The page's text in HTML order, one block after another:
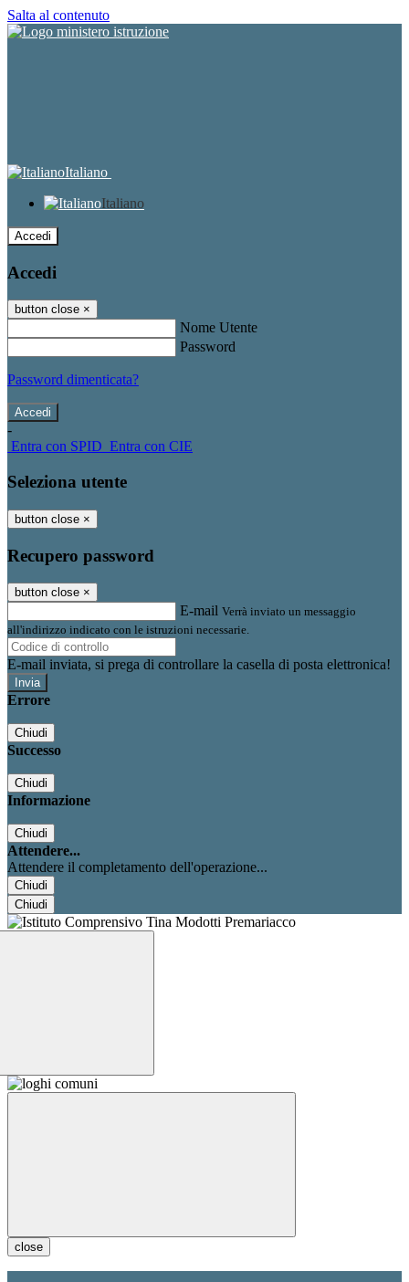
Salta al contenuto
Italiano
Italiano
Accedi
Accedi
button close ×
Nome Utente
Password
Password dimenticata?
-
Entra con SPID Entra con CIE
Seleziona utente
button close ×
Recupero password
button close ×
E-mail Verrà inviato un messaggio
all'indirizzo indicato con le istruzioni necessarie.
E-mail inviata, si prega di controllare la casella di posta elettronica!
Errore
Chiudi
Successo
Chiudi
Informazione
Chiudi
Attendere...
Attendere il completamento dell'operazione...
Chiudi
Chiudi
close